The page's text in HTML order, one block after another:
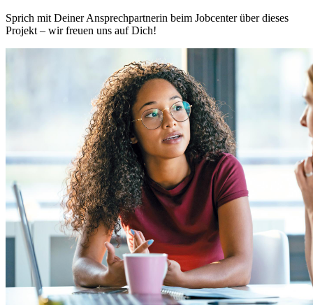
Sprich mit Deiner Ansprechpartnerin beim Jobcenter über dieses
Projekt – wir freuen uns auf Dich!